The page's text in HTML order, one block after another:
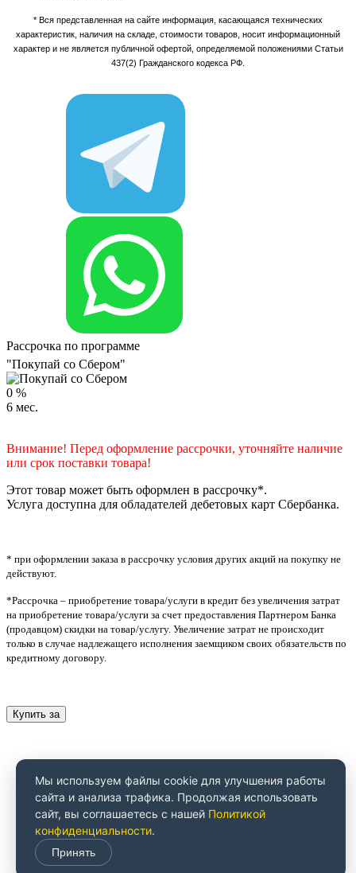
* Вся представленная на сайте информация, касающаяся технических
характеристик, наличия на складе, стоимости товаров, носит информационный
характер и не является публичной офертой, определяемой положениями Статьи
437(2) Гражданского кодекса РФ.
Рассрочка по программе
"Покупай со Сбером"
0 %
6 мес.
Внимание! Перед оформление рассрочки, уточняйте наличие
или срок поставки товара!
Этот товар может быть оформлен в рассрочку*.
Услуга доступна для обладателей дебетовых карт Сбербанка.
* при оформлении заказа в рассрочку условия других акций на покупку не
действуют.
*Рассрочка – приобретение товара/услуги в кредит без увеличения затрат
на приобретение товара/услуги за счет предоставления Партнером Банка
(продавцом) скидки на товар/услугу. Увеличение затрат не происходит
только в случае надлежащего исполнения заемщиком своих обязательств по
кредитному договору.
Купить за
Мы используем файлы cookie для улучшения работы
сайта и анализа трафика. Продолжая использовать
сайт, вы соглашаетесь с нашей Политикой
конфиденциальности.
Принять